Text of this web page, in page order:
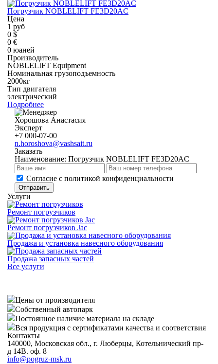
Погрузчик NOBLELIFT FE3D20AC
Цена
1 руб
0 $
0 €
0 юаней
Производитель
NOBLELIFT Equipment
Номинальная грузоподъемность
2000кг
Тип двигателя
электрический
Подробнее
Хорошова Анастасия
Эксперт
+7 000-07-00
n.horoshova@vashsait.ru
Заказать
Наименование: Погрузчик NOBLELIFT FE3D20AC
Cогласие с политикой конфиденциальности
Отправить
Услуги
Ремонт погрузчиков
Ремонт погрузчиков Jac
Продажа и установка навесного оборудования
Продажа запасных частей
Все услуги
Цены от производителя
Собственный автопарк
Постоянное наличие материала на складе
Вся продукция с сертификатами качества и соответствия
Контакты
140000, Московская обл., г. Люберцы, Котельнический пр-
д 14В. оф. 8
info@pogruz-msk.ru